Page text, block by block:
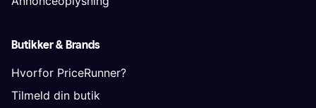
Butikker & Brands
Hvorfor PriceRunner?
Tilmeld din butik